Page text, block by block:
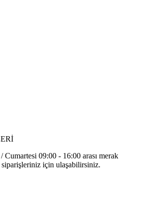
09:00 - 16:00 arası merak
için ulaşabilirsiniz.